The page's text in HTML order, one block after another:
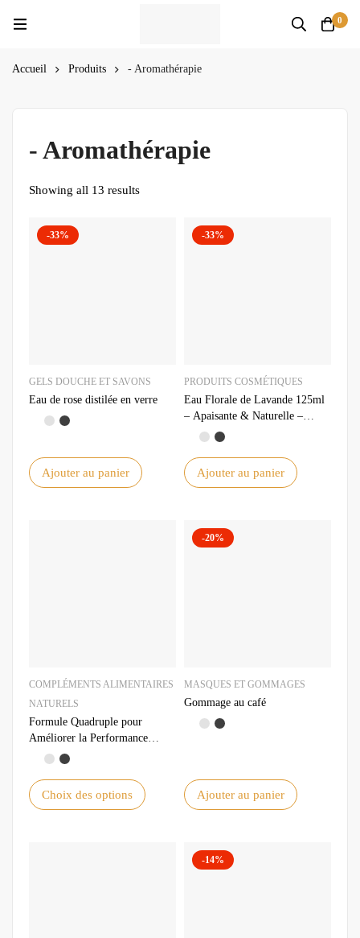
0
Accueil Produits - Aromathérapie
- Aromathérapie
Showing all 13 results
-33%
GELS DOUCHE ET SAVONS
Eau de rose distilée en verre
Ajouter au panier
-33%
PRODUITS COSMÉTIQUES
Eau Florale de Lavande 125ml
– Apaisante & Naturelle –
Idéale pour la Peau
Ajouter au panier
COMPLÉMENTS ALIMENTAIRES
NATURELS
Formule Quadruple pour
Améliorer la Performance
Sexuelle Naturellement
Choix des options
-20%
MASQUES ET GOMMAGES
Gommage au café
Ajouter au panier
-14%